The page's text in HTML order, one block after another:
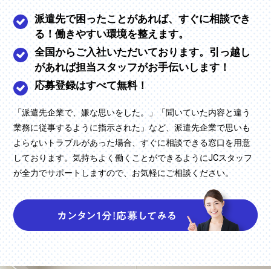
派遣先で困ったことがあれば、すぐに相談でき
る！働きやすい環境を整えます。
全国からご入社いただいております。引っ越し
があれば担当スタッフがお手伝いします！
応募登録はすべて無料！
「派遣先企業で、嫌な思いをした。」「聞いていた内容と違う
業務に従事するように指示された」など、派遣先企業で思いも
よらないトラブルがあった場合、すぐに相談できる窓口を用意
しております。気持ちよく働くことができるようにJCスタッフ
が全力でサポートしますので、お気軽にご相談ください。